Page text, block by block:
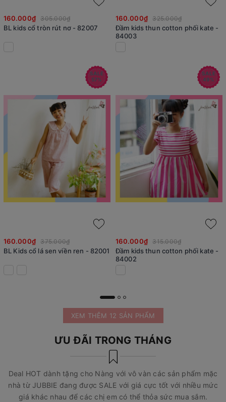
160.000₫ 305.000₫
BL kids cổ tròn rút nơ - 82007
SALE
57%
160.000₫ 375.000₫
BL Kids cổ lá sen viền ren - 82001
160.000₫ 325.000₫
Đầm kids thun cotton phối kate -
84003
SALE
49%
160.000₫ 315.000₫
Đầm kids thun cotton phối kate -
84002
XEM THÊM 12 SẢN PHẨM
ƯU ĐÃI TRONG THÁNG
Deal HOT dành tặng cho Nàng với vô vàn các sản phẩm mặc
nhà từ JUBBIE đang được SALE với giá cực tốt với nhiều mức
giá khác nhau để các chị em có thể thỏa sức mua sắm.